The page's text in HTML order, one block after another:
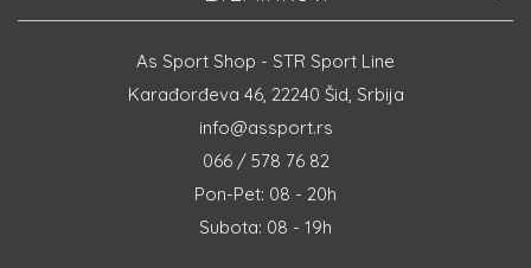
As Sport Shop - STR Sport Line
Karađorđeva 46, 22240 Šid, Srbija
info@assport.rs
066 / 578 76 82
Pon-Pet: 08 - 20h
Subota: 08 - 19h